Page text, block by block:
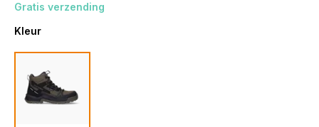
Gratis verzending
Kleur